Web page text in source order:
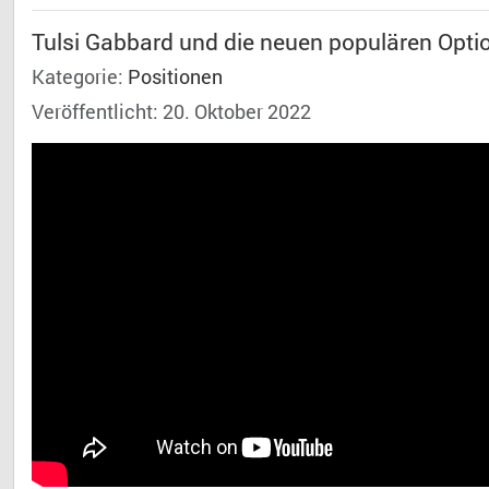
Tulsi Gabbard und die neuen populären
Kategorie: Positionen
Veröffentlicht: 20. Oktober 2022